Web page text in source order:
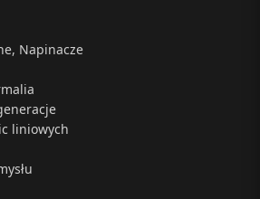
Napinacze
liniowych